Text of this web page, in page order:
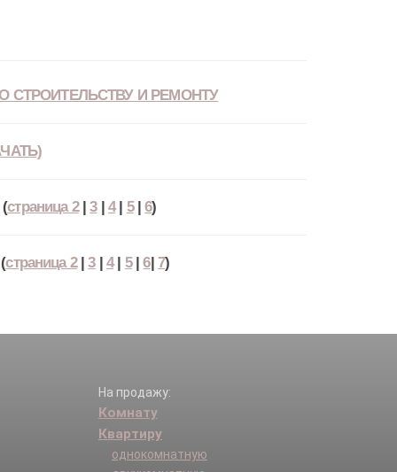
СТРОИТЕЛЬСТВУ И РЕМОНТУ
страница 2|3| 4| 5|6)
страница 2|3|4| 5|6| 7)
На продажу:
Комнату
Квартиру
однокомнатную